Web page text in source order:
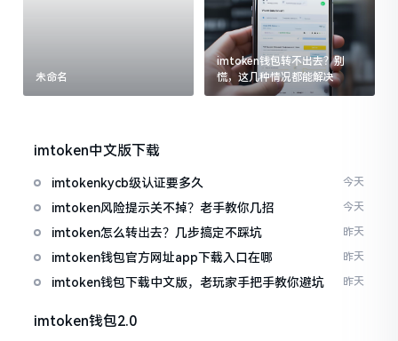
未命名
imtoken钱包转不出去？别
慌，这几种情况都能解决
imtoken中文版下载
imtokenkycb级认证要多久 今天
imtoken风险提示关不掉？老手教你几招 今天
imtoken怎么转出去？几步搞定不踩坑 昨天
imtoken钱包官方网址app下载入口在哪 昨天
imtoken钱包下载中文版，老玩家手把手教你避坑 昨天
imtoken钱包2.0